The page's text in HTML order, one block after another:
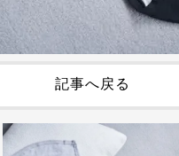
記事へ戻る